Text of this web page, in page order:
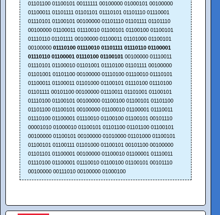
01101100 01100101 00111111 00100000 01000101 00100000
01100011 01101111 01101101 01110101 01101110 01110001
01110101 01100101 00100000 01101110 01101111 01101110
00100000 01100011 01110010 01100101 01100100 01100101
01110110 01101111 00100000 01100011 01101000 01100101
00100000 01110100 01110010 01101111 01110110 01100001
01110110 01100001 01110100 01100101 00100000 01110011
01110101 01100010 01101001 01110100 01101111 00100000
01101001 01101100 00100000 01110100 01110010 01110101
01100011 01100011 01101000 01100101 01110100 01110100
01101111 00101100 00100000 01110011 01101001 01100101
01110100 01100101 00100000 01100100 01100101 01101100
01101100 01100101 00100000 01100010 01100001 01110011
01110100 01100001 01110010 01100100 01100101 00101110
00001010 01000010 01100101 01101100 01101100 01100101
00100000 01100101 00100000 01010000 01101000 01100101
01100101 01100111 01101000 01100101 00101100 00100000
01101101 01100001 00100000 01100010 01100001 01110011
01110100 01100001 01110010 01100100 01100101 00101110
00100000 00111010 00100000 01000100